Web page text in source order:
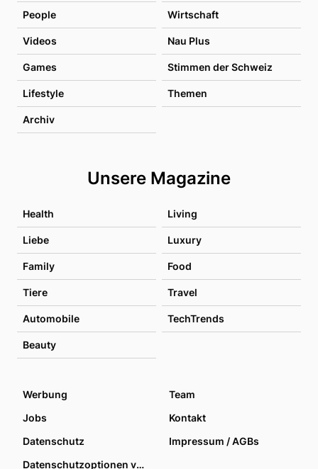
People Wirtschaft
Videos Nau Plus
Games Stimmen der Schweiz
Lifestyle Themen
Archiv
Unsere Magazine
Health Living
Liebe Luxury
Family Food
Tiere Travel
Automobile TechTrends
Beauty
Werbung
Team
Jobs
Kontakt
Datenschutz
Impressum / AGBs
Datenschutzoptionen verwalten